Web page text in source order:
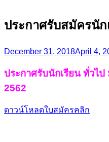
ประกาศรับสมัครนัก
December 31, 2018April 4,
ประกาศรับนักเรียน ทั่วไ
2562
ดาวน์โหลดใบสมัครคลิก